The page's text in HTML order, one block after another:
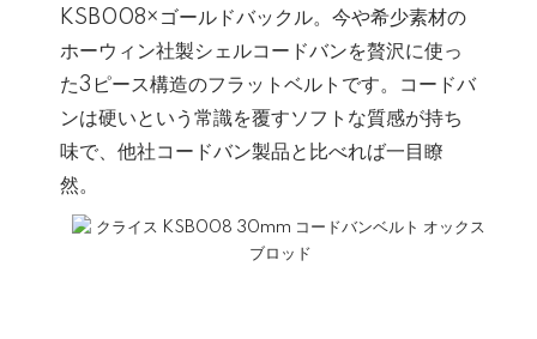
KSB008×ゴールドバックル。今や希少素材の
ホーウィン社製シェルコードバンを贅沢に使っ
た3ピース構造のフラットベルトです。コードバ
ンは硬いという常識を覆すソフトな質感が持ち
味で、他社コードバン製品と比べれば一目瞭
然。